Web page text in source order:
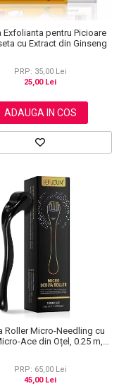
Exfolianta pentru Picioare
cu Extract din Ginseng
PRP: 35,00 Lei
25,00 Lei
ADAUGA IN COS
Roller Micro-Needling cu
Ace din Oțel, 0.25 m,
PRP: 65,00 Lei
45,00 Lei